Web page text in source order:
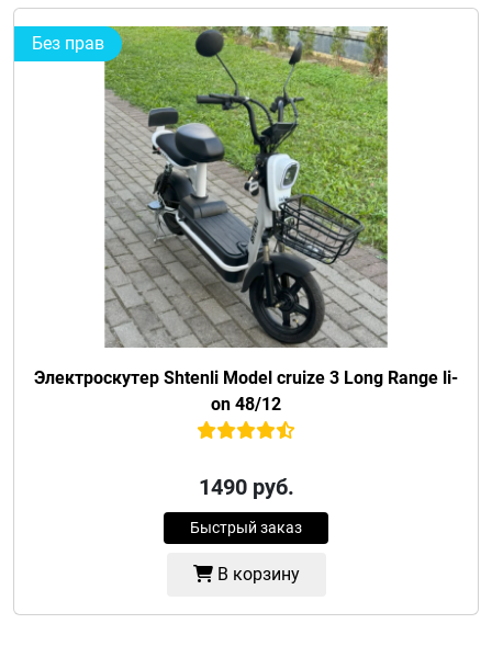
Без прав
Электроскутер Shtenli Model cruize 3 Long Range li-
on 48/12
1490руб.
Быстрый заказ
В корзину